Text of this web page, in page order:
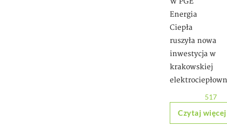
Energia
Ciepła
ruszyła nowa
inwestycja w
krakowskiej
517
Czytaj więcej